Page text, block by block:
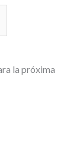
la próxima